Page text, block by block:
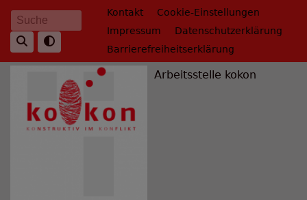
Direkt
zum
Inhalt
Suche Fußbereichsmenü
Kontakt
Cookie-Einstellungen
Impressum
Datenschutzerklärung
Barrierefreiheitserklärung
Arbeitsstelle kokon